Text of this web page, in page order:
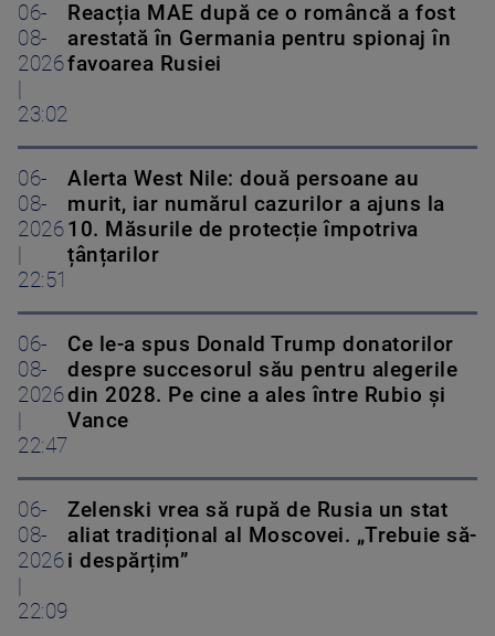
06-
08-
2026
23:02
Reacția MAE după ce o româncă a fost
arestată în Germania pentru spionaj în
favoarea Rusiei
06-
08-
2026
22:51
Alerta West Nile: două persoane au
murit, iar numărul cazurilor a ajuns la
10. Măsurile de protecție împotriva
țânțarilor
06-
08-
2026
22:47
Ce le-a spus Donald Trump donatorilor
despre succesorul său pentru alegerile
din 2028. Pe cine a ales între Rubio și
Vance
06-
08-
2026
22:09
Zelenski vrea să rupă de Rusia un stat
aliat tradițional al Moscovei. „Trebuie să-
i despărțim”